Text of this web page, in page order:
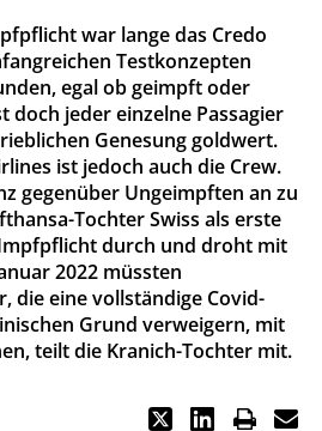
war lange das Credo
Testkonzepten
egal ob geimpft oder
doch jeder einzelne Passagier
Genesung goldwert.
ist jedoch auch die Crew.
gegenüber Ungeimpften an zu
Tochter Swiss als erste
durch und droht mit
2022 müssten
die eine vollständige Covid-
Grund verweigern, mit
teilt die Kranich-Tochter mit.